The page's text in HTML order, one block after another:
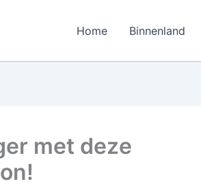
Home Binnenland
met deze